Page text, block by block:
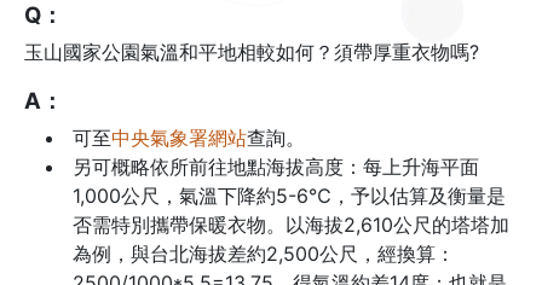
Q：
玉山國家公園氣溫和平地相較如何？須帶厚重衣物嗎?
A：
可至中央氣象署網站查詢。
另可概略依所前往地點海拔高度：每上升海平面
1,000公尺，氣溫下降約5-6℃，予以估算及衡量是
否需特別攜帶保暖衣物。以海拔2,610公尺的塔塔加
為例，與台北海拔差約2,500公尺，經換算：